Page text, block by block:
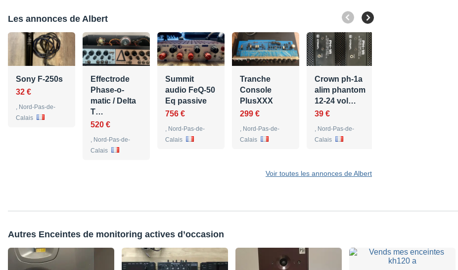
Les annonces de Albert
Sony F-250s
32 €
, Nord-Pas-de-
Calais
Effectrode
Phase-o-
matic / Delta
T…
520 €
, Nord-Pas-de-
Calais
Summit
audio FeQ-50
Eq passive
756 €
, Nord-Pas-de-
Calais
Tranche
Console
PlusXXX
299 €
, Nord-Pas-de-
Calais
Crown ph-1a
alim phantom
12-24 vol…
39 €
, Nord-Pas-de-
Calais
Voir toutes les annonces de Albert
Autres Enceintes de monitoring actives d’occasion